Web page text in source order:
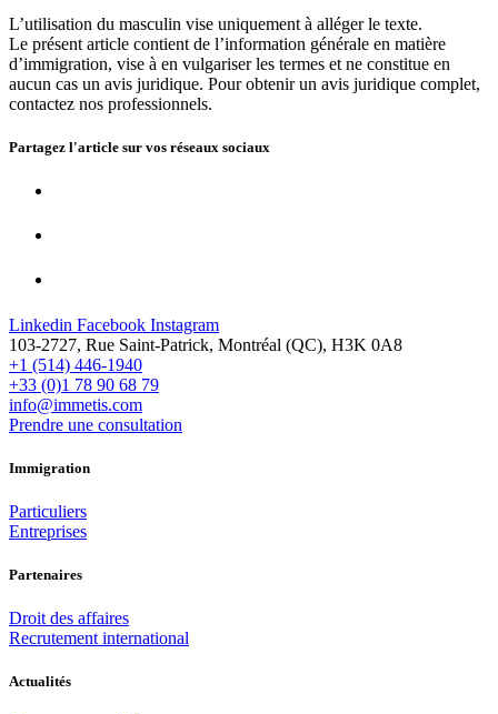
L’utilisation du masculin vise uniquement à alléger le texte.
Le présent article contient de l’information générale en matière
d’immigration, vise à en vulgariser les termes et ne constitue en
aucun cas un avis juridique. Pour obtenir un avis juridique complet,
contactez nos professionnels.
Partagez l'article sur vos réseaux sociaux
Linkedin Facebook Instagram
103-2727, Rue Saint-Patrick, Montréal (QC), H3K 0A8
+1 (514) 446-1940
+33 (0)1 78 90 68 79
info@immetis.com
Prendre une consultation
Immigration
Particuliers
Entreprises
Partenaires
Droit des affaires
Recrutement international
Actualités